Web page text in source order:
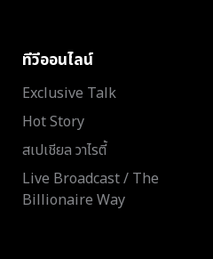
ทีวีออนไลน์
Exclusive Talk
Hot Story
สเปเชียล วาไรตี้
Live Broadcast / The
Billionaire Way